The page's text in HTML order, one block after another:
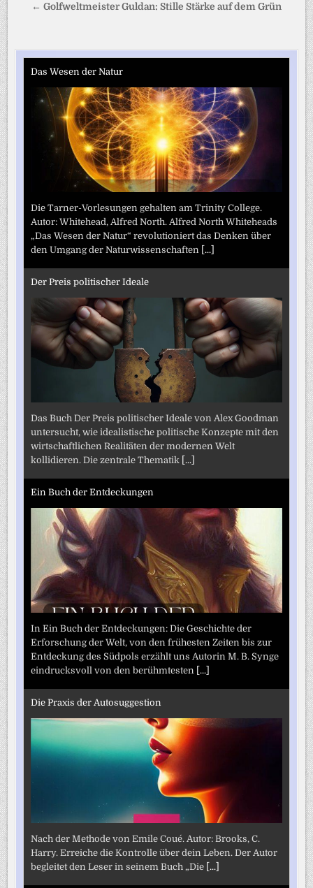
← Golfweltmeister Guldan: Stille Stärke auf dem Grün
Das Wesen der Natur
Die Tarner-Vorlesungen gehalten am Trinity College.
Autor: Whitehead, Alfred North. Alfred North Whiteheads
„Das Wesen der Natur“ revolutioniert das Denken über
den Umgang der Naturwissenschaften [...]
Der Preis politischer Ideale
Das Buch Der Preis politischer Ideale von Alex Goodman
untersucht, wie idealistische politische Konzepte mit den
wirtschaftlichen Realitäten der modernen Welt
kollidieren. Die zentrale Thematik [...]
Ein Buch der Entdeckungen
In Ein Buch der Entdeckungen: Die Geschichte der
Erforschung der Welt, von den frühesten Zeiten bis zur
Entdeckung des Südpols erzählt uns Autorin M. B. Synge
eindrucksvoll von den berühmtesten [...]
Die Praxis der Autosuggestion
Nach der Methode von Emile Coué. Autor: Brooks, C.
Harry. Erreiche die Kontrolle über dein Leben. Der Autor
begleitet den Leser in seinem Buch „Die [...]